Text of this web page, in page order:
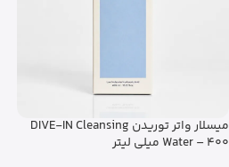
میسلار واتر توریدن DIVE-IN Cleansing
Water – 400 میلی لیتر